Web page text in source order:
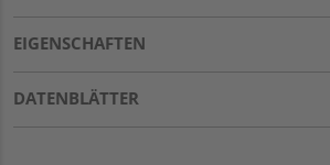
EIGENSCHAFTEN
DATENBLÄTTER